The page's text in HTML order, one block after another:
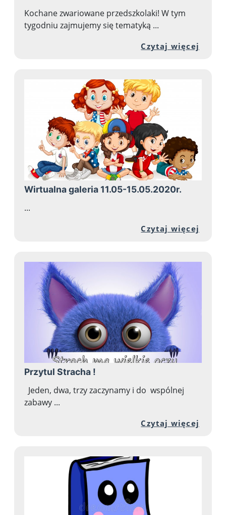
Kochane zwariowane przedszkolaki! W tym
tygodniu zajmujemy się tematyką ...
Czytaj więcej
Wirtualna galeria 11.05-15.05.2020r.
...
Czytaj więcej
Przytul Stracha !
Jeden, dwa, trzy zaczynamy i do wspólnej
zabawy ...
Czytaj więcej